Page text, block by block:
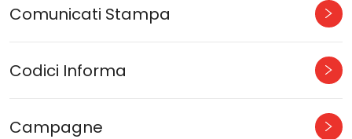
Comunicati Stampa
Codici Informa
Campagne